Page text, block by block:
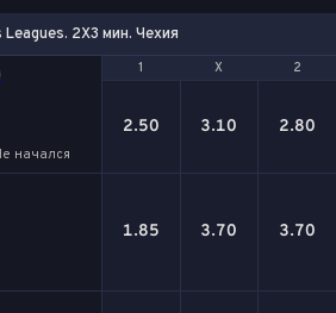
2X3 мин. Чехия
1 Х 2
начался
1 Х 2
2.50 3.10 2.80
1.85 3.70 3.70